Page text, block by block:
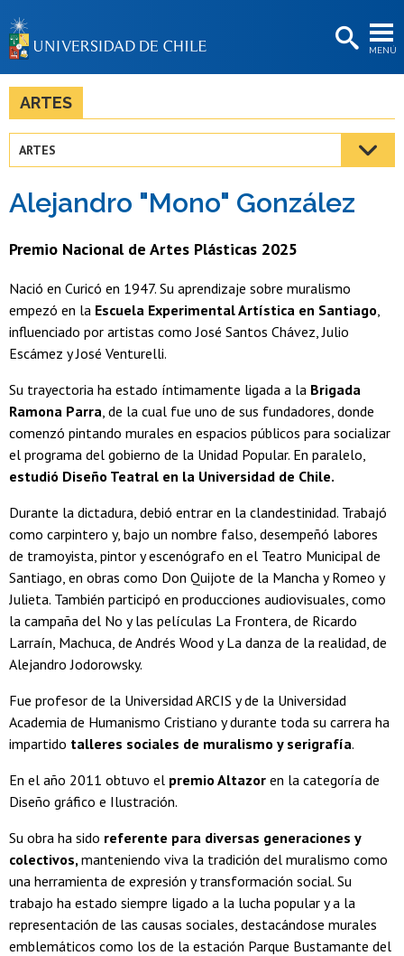
MENÚ
BIBLIOTECAS
Estudiantes
Académicas/os
Funcionarias/os
ARTES
ARTES
Alejandro "Mono" González
Premio Nacional de Artes Plásticas 2025
Nació en Curicó en 1947. Su aprendizaje sobre muralismo
empezó en la Escuela Experimental Artística en Santiago,
influenciado por artistas como José Santos Chávez, Julio
Escámez y José Venturelli.
Su trayectoria ha estado íntimamente ligada a la Brigada
Ramona Parra, de la cual fue uno de sus fundadores, donde
comenzó pintando murales en espacios públicos para socializar
el programa del gobierno de la Unidad Popular. En paralelo,
estudió Diseño Teatral en la Universidad de Chile.
Durante la dictadura, debió entrar en la clandestinidad. Trabajó
como carpintero y, bajo un nombre falso, desempeñó labores
de tramoyista, pintor y escenógrafo en el Teatro Municipal de
Santiago, en obras como Don Quijote de la Mancha y Romeo y
Julieta. También participó en producciones audiovisuales, como
la campaña del No y las películas La Frontera, de Ricardo
Larraín, Machuca, de Andrés Wood y La danza de la realidad, de
Alejandro Jodorowsky.
Fue profesor de la Universidad ARCIS y de la Universidad
Academia de Humanismo Cristiano y durante toda su carrera ha
impartido talleres sociales de muralismo y serigrafía.
En el año 2011 obtuvo el premio Altazor en la categoría de
Diseño gráfico e Ilustración.
Su obra ha sido referente para diversas generaciones y
colectivos,manteniendo viva la tradición del muralismo como
una herramienta de expresión y transformación social. Su
trabajo ha estado siempre ligado a la lucha popular y a la
representación de las causas sociales, destacándose murales
emblemáticos como los de la estación Parque Bustamante del